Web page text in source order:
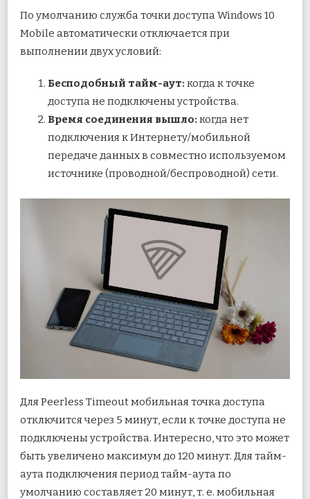
По умолчанию служба точки доступа Windows 10
Mobile автоматически отключается при
выполнении двух условий:
Бесподобный тайм-аут: когда к точке
доступа не подключены устройства.
Время соединения вышло: когда нет
подключения к Интернету/мобильной
передаче данных в совместно используемом
источнике (проводной/беспроводной) сети.
Для Peerless Timeout мобильная точка доступа
отключится через 5 минут, если к точке доступа не
подключены устройства. Интересно, что это может
быть увеличено максимум до 120 минут. Для тайм-
аута подключения период тайм-аута по
умолчанию составляет 20 минут, т. е. мобильная